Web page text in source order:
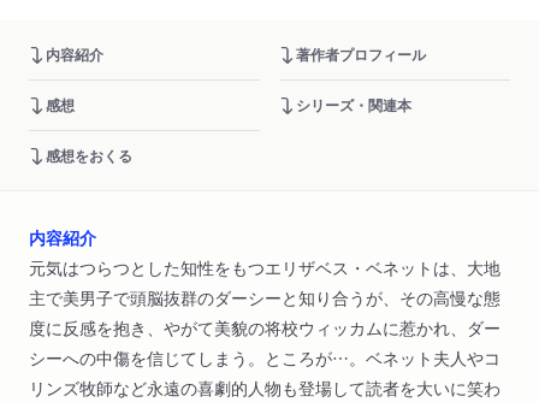
内容紹介 著作者プロフィール
感想 シリーズ・関連本
感想をおくる
内容紹介
元気はつらつとした知性をもつエリザベス・ベネットは、大地
主で美男子で頭脳抜群のダーシーと知り合うが、その高慢な態
度に反感を抱き、やがて美貌の将校ウィッカムに惹かれ、ダー
シーへの中傷を信じてしまう。ところが…。ベネット夫人やコ
リンズ牧師など永遠の喜劇的人物も登場して読者を大いに笑わ